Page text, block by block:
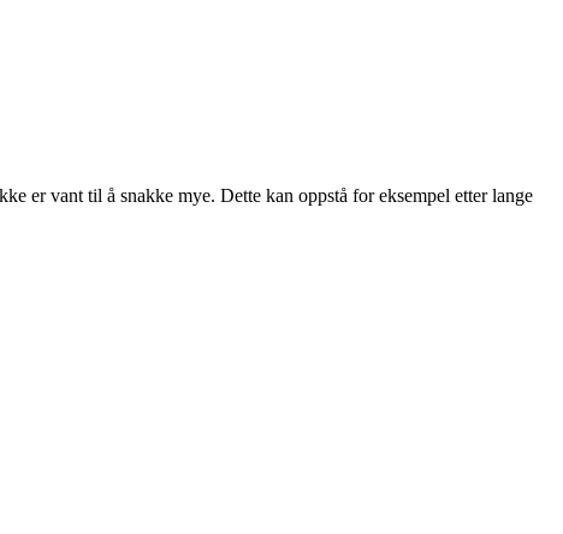
er vant til å snakke mye. Dette kan oppstå for eksempel etter lange